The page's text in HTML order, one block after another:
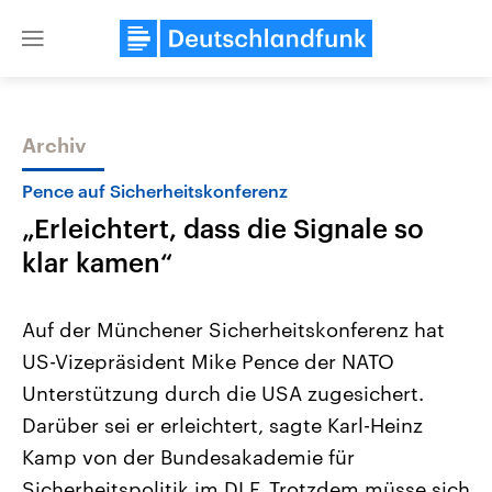
Close
Themen
Landtagswahl Sachsen-Anhalt
2026
Alle Informationen
Sachsen-Anhalt wählt am 6.
September 2026 einen neuen
Landtag. Seit 2021 wird das
Bundesland von einer Koalition aus
USA
Aktuelle Beiträge,
Hintergründe
Wirtschaftlich und
gehören die Vereinigten
den mächtigsten Ländern
mit großem Einfluss auf
Archiv
Pence auf Sicherheitskonferenz
„Erleichtert, dass die Signale so
klar kamen“
Auf der Münchener Sicherheitskonferenz hat
US-Vizepräsident Mike Pence der NATO
Unterstützung durch die USA zugesichert.
Darüber sei er erleichtert, sagte Karl-Heinz
Kamp von der Bundesakademie für